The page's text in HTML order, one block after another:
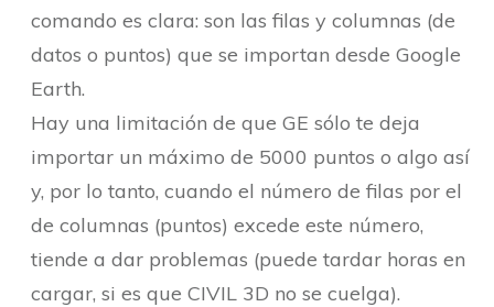
comando es clara: son las filas y columnas (de
datos o puntos) que se importan desde Google
Earth.
Hay una limitación de que GE sólo te deja
importar un máximo de 5000 puntos o algo así
y, por lo tanto, cuando el número de filas por el
de columnas (puntos) excede este número,
tiende a dar problemas (puede tardar horas en
cargar, si es que CIVIL 3D no se cuelga).